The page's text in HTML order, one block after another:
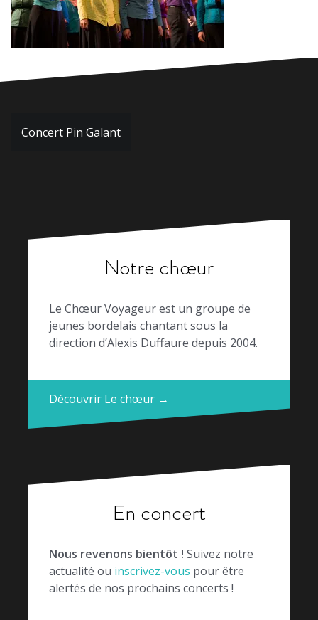
Navigation
Concert Pin Galant
Notre chœur
Le Chœur Voyageur est un groupe de
jeunes bordelais chantant sous la
direction d’Alexis Duffaure depuis 2004.
Découvrir Le chœur →
En concert
Nous revenons bientôt ! Suivez notre
actualité ou inscrivez-vous pour être
alertés de nos prochains concerts !